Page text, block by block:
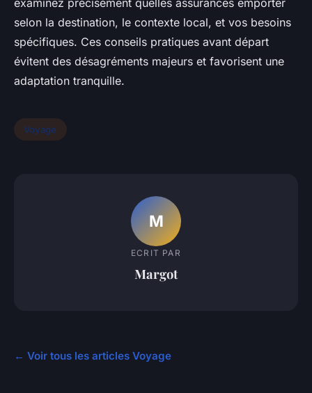
examinez précisément quelles assurances emporter
selon la destination, le contexte local, et vos besoins
spécifiques. Ces conseils pratiques avant départ
évitent des désagréments majeurs et favorisent une
adaptation tranquille.
Voyage
M
ECRIT PAR
Margot
← Voir tous les articles Voyage